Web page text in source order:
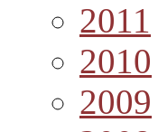
2011
2010
2009